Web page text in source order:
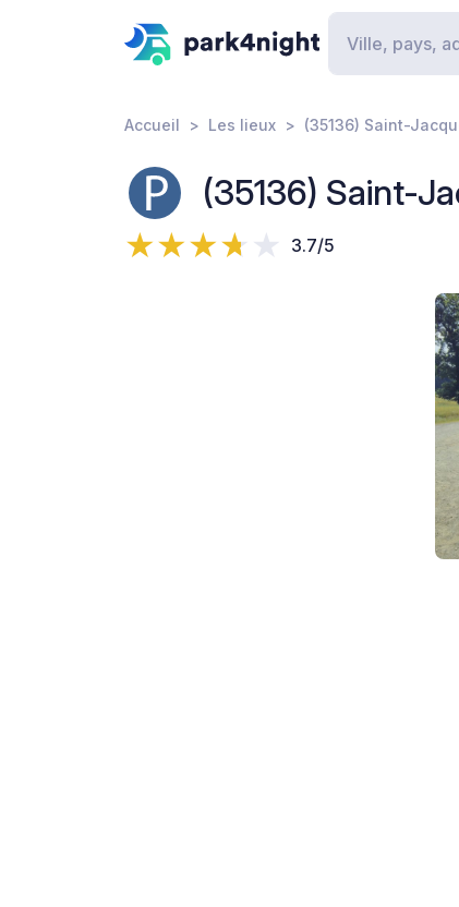
Accueil Les lieux (35136) Saint-
(35136) Saint-
3.7/5